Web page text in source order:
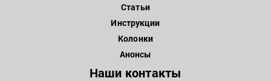
Статьи
Инструкции
Колонки
Анонсы
Наши контакты